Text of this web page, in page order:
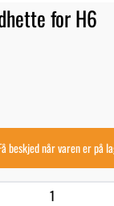
for H6
beskjed når varen er på